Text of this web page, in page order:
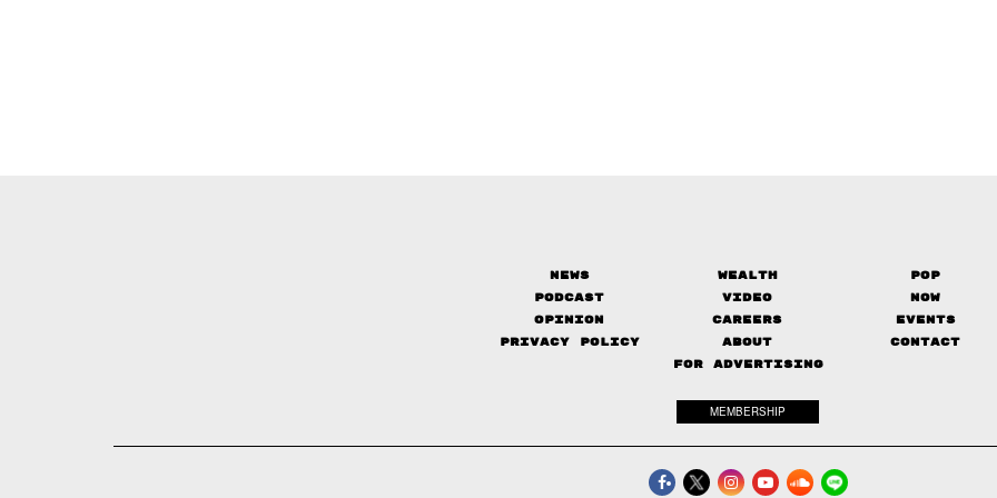
News Wealth
Pop
Podcast
Video
Now
Opinion
Careers
Events
Privacy Policy
About
Contact
FOR ADVERTISING
MEMBERSHIP